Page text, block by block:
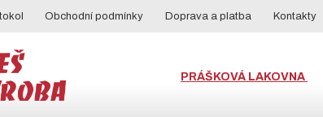
Obchodní podmínky Doprava a platba Kontakty
PRÁŠKOVÁ LAKOVNA